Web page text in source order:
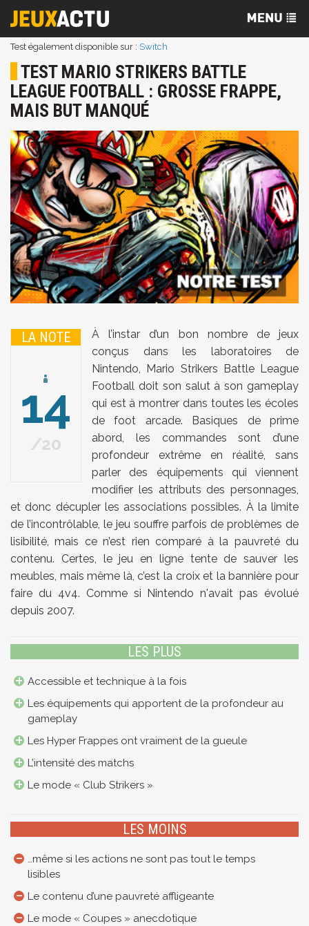
Test également disponible sur : Switch
TEST MARIO STRIKERS BATTLE
LEAGUE FOOTBALL : GROSSE FRAPPE,
MAIS BUT MANQUÉ
LA NOTE
14
20
À l’instar d’un bon nombre de jeux
conçus dans les laboratoires de
Nintendo, Mario Strikers Battle League
Football doit son salut à son gameplay
qui est à montrer dans toutes les écoles
de foot arcade. Basiques de prime
abord, les commandes sont d’une
profondeur extrême en réalité, sans
parler des équipements qui viennent
modifier les attributs des personnages,
et donc décupler les associations possibles. À la limite
de l’incontrôlable, le jeu souffre parfois de problèmes de
lisibilité, mais ce n’est rien comparé à la pauvreté du
contenu. Certes, le jeu en ligne tente de sauver les
meubles, mais même là, c’est la croix et la bannière pour
faire du 4v4. Comme si Nintendo n'avait pas évolué
depuis 2007.
LES PLUS
Accessible et technique à la fois
Les équipements qui apportent de la profondeur au
gameplay
Les Hyper Frappes ont vraiment de la gueule
L’intensité des matchs
Le mode « Club Strikers »
LES MOINS
…même si les actions ne sont pas tout le temps
lisibles
Le contenu d’une pauvreté affligeante
Le mode « Coupes » anecdotique